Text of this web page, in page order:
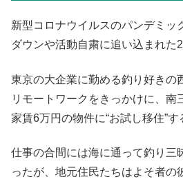
新型コロナウイルスのパンデミッ
ダウンや活動自粛に追い込まれた
東京の大企業に勤める釣り好きの
リモートワークをきっかけに、南
家賃6万円の物件に“お試し移住”す
仕事の合間には海に通って釣り三
ったが、地元住民たちはよそ者の